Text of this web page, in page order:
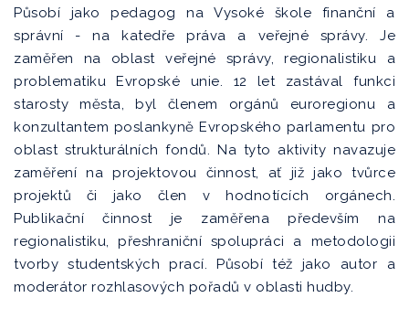
Působí jako pedagog na Vysoké škole finanční a
správní - na katedře práva a veřejné správy. Je
zaměřen na oblast veřejné správy, regionalistiku a
problematiku Evropské unie. 12 let zastával funkci
starosty města, byl členem orgánů euroregionu a
konzultantem poslankyně Evropského parlamentu pro
oblast strukturálních fondů. Na tyto aktivity navazuje
zaměření na projektovou činnost, ať již jako tvůrce
projektů či jako člen v hodnotících orgánech.
Publikační činnost je zaměřena především na
regionalistiku, přeshraniční spolupráci a metodologii
tvorby studentských prací. Působí též jako autor a
moderátor rozhlasových pořadů v oblasti hudby.